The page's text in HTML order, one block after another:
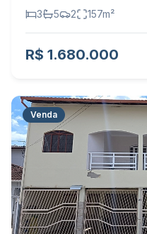
3 5 2 157m²
R$ 1.680.000
Venda